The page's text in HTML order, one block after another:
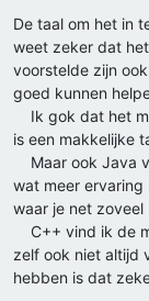
De taal om het in
weet zeker dat
voorstelde zijn
goed kunnen
Ik gok dat het
is een makkelijke
Maar ook Java
wat meer
waar je net zoveel
C++ vind ik de
zelf ook niet altijd
hebben is dat